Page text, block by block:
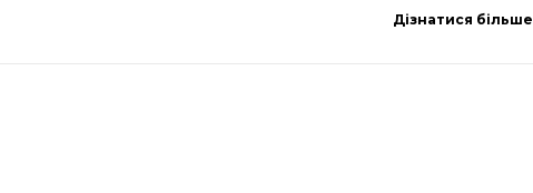
Майклом Найманом, Карлом Фриерсоном (DePhazz),Дізнатися більше